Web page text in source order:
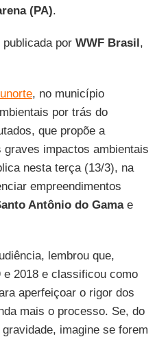
(PA).
publicada por WWF Brasil,
, no município
por trás do
que propõe a
graves impactos ambientais
nesta terça (13/3), na
empreendimentos
Antônio do Gamae
lembrou que,
2018 e classificou como
aperfeiçoar o rigor dos
mais o processo. Se, do
imagine se forem